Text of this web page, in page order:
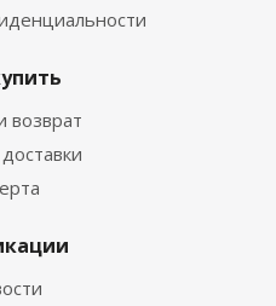
возврат